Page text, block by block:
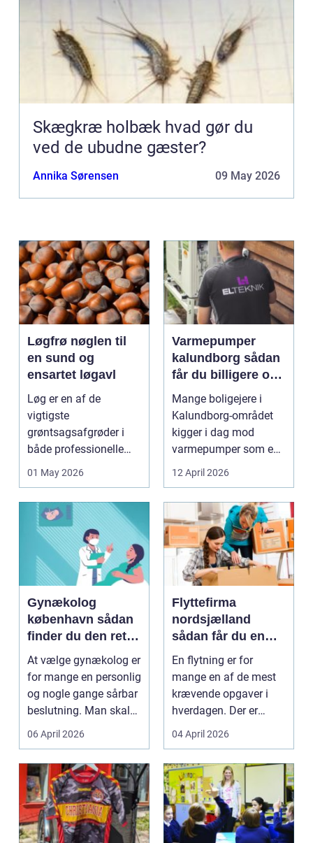
Skægkræ holbæk hvad gør du
ved de ubudne gæster?
Annika Sørensen 09 May 2026
Løgfrø nøglen til
en sund og
ensartet løgavl
Løg er en af de
vigtigste
grøntsagsafgrøder i
både professionelle
køkkenhaver og større
landbrugspro...
01 May 2026
Varmepumper
kalundborg sådan
får du billigere og
mere bæredygtig
varme
Mange boligejere i
Kalundborg-området
kigger i dag mod
varmepumper som en
vej til lavere
varmeregnin...
12 April 2026
Gynækolog
københavn sådan
finder du den rette
specialist
At vælge gynækolog er
for mange en personlig
og nogle gange sårbar
beslutning. Man skal
både føle si...
06 April 2026
Flyttefirma
nordsjælland
sådan får du en
tryg og effektiv
flytning
En flytning er for
mange en af de mest
krævende opgaver i
hverdagen. Der er
meget at holde styr på,
04 April 2026